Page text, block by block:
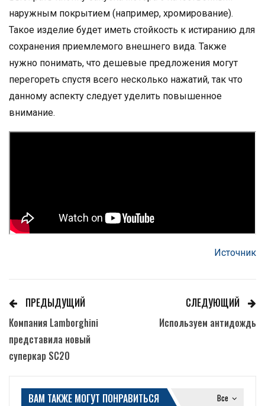
наружным покрытием (например, хромирование).
Такое изделие будет иметь стойкость к истиранию для
сохранения приемлемого внешнего вида. Также
нужно понимать, что дешевые предложения могут
перегореть спустя всего несколько нажатий, так что
данному аспекту следует уделить повышенное
внимание.
Источник
ПРЕДЫДУЩИЙ
Компания Lamborghini
представила новый
суперкар SC20
СЛЕДУЮЩИЙ
Используем антидождь
Все
ВАМ ТАКЖЕ МОГУТ ПОНРАВИТЬСЯ